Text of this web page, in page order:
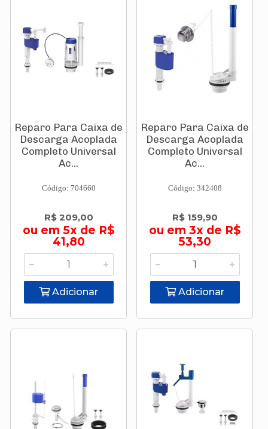
Reparo Para Caixa de
Descarga Acoplada
Completo Universal
Ac...
Código: 704660
R$ 209,00
ou em 5x de R$
41,80
Adicionar
Reparo Para Caixa de
Descarga Acoplada
Completo Universal
Ac...
Código: 342408
R$ 159,90
ou em 3x de R$
53,30
Adicionar